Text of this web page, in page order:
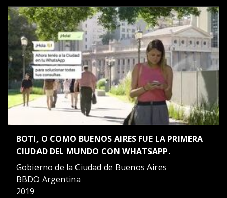
BOTI, O COMO BUENOS AIRES FUE LA PRIMERA
CIUDAD DEL MUNDO CON WHATSAPP.
Gobierno de la Ciudad de Buenos Aires
BBDO Argentina
2019